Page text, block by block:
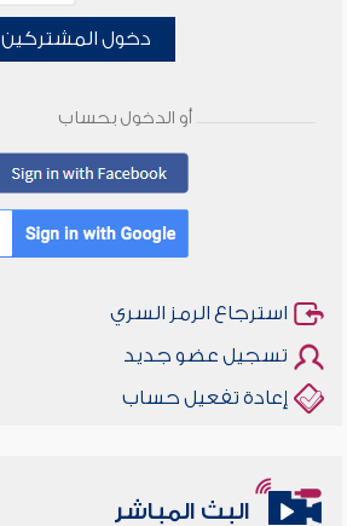
دخول المشتركين
أو الدخول بحساب
استرجاع الرمز السري
تسجيل عضو جديد
إعادة تفعيل حساب
البث المباشر